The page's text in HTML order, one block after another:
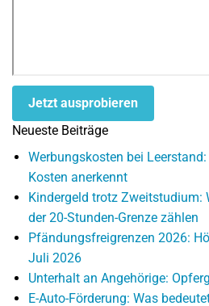
Jetzt ausprobieren
Neueste Beiträge
Werbungskosten bei
Kosten anerkennt
Kindergeld trotz Zweitstudium:
der 20-Stunden-Grenze zählen
Pfändungsfreigrenzen 2026:
Juli 2026
Unterhalt an Angehörige:
E-Auto-Förderung: Was